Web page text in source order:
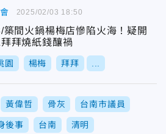
築間火鍋楊梅店慘陷火海！疑開
拜燒紙錢釀禍
園 楊梅 拜拜
2025/02/03 18:50
黃偉哲 骨灰 台南市議員
後事 台南 清明